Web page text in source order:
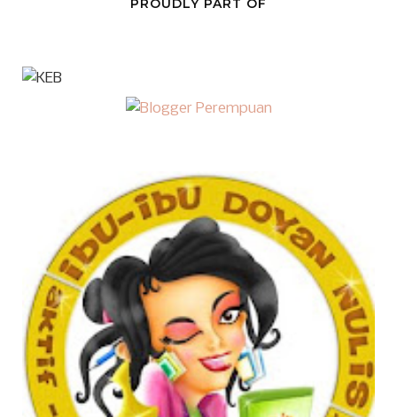
PROUDLY PART OF